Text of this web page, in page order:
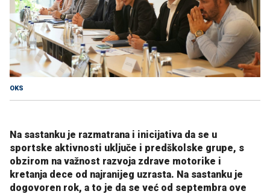
OKS
Na sastanku je razmatrana i inicijativa da se u
sportske aktivnosti uključe i predškolske grupe, s
obzirom na važnost razvoja zdrave motorike i
kretanja dece od najranijeg uzrasta. Na sastanku je
dogovoren rok, a to je da se već od septembra ove